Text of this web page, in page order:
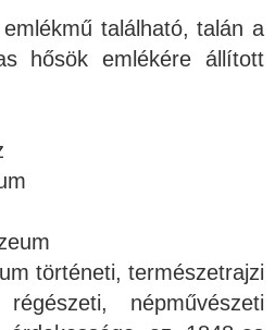
található, talán a
hősök emlékére állított
történeti, természetrajzi
népművészeti